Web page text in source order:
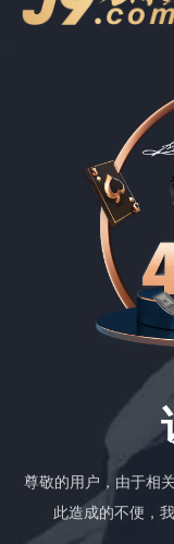
尊敬的用户，由于相
此造成的不便，